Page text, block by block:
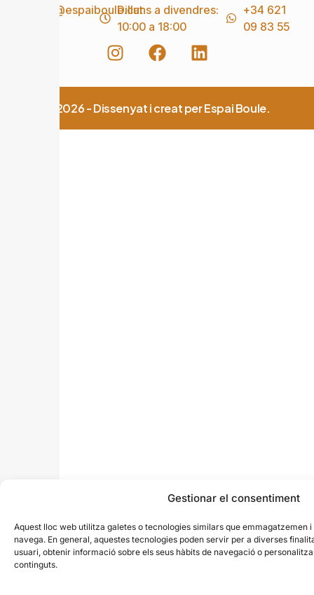
Gestionar el consentiment
Aquest lloc web utilitza galetes o tecnologies similars que emmagatzemen
navega. En general, aquestes tecnologies poden servir per a diverses
usuari, obtenir informació sobre els seus hàbits de navegació o
continguts.
info@espaiboule.catDilluns a divendres:
10:00 a 18:00
+34 621
09 83 55
© 2026 - Dissenyat i creat per Espai Boule.